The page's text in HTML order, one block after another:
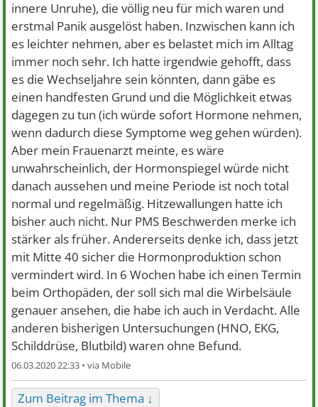
innere Unruhe), die völlig neu für mich waren und
erstmal Panik ausgelöst haben. Inzwischen kann ich
es leichter nehmen, aber es belastet mich im Alltag
immer noch sehr. Ich hatte irgendwie gehofft, dass
es die Wechseljahre sein könnten, dann gäbe es
einen handfesten Grund und die Möglichkeit etwas
dagegen zu tun (ich würde sofort Hormone nehmen,
wenn dadurch diese Symptome weg gehen würden).
Aber mein Frauenarzt meinte, es wäre
unwahrscheinlich, der Hormonspiegel würde nicht
danach aussehen und meine Periode ist noch total
normal und regelmäßig. Hitzewallungen hatte ich
bisher auch nicht. Nur PMS Beschwerden merke ich
stärker als früher. Andererseits denke ich, dass jetzt
mit Mitte 40 sicher die Hormonproduktion schon
vermindert wird. In 6 Wochen habe ich einen Termin
beim Orthopäden, der soll sich mal die Wirbelsäule
genauer ansehen, die habe ich auch in Verdacht. Alle
anderen bisherigen Untersuchungen (HNO, EKG,
Schilddrüse, Blutbild) waren ohne Befund.
06.03.2020 22:33 •
Zum Beitrag im Thema ↓